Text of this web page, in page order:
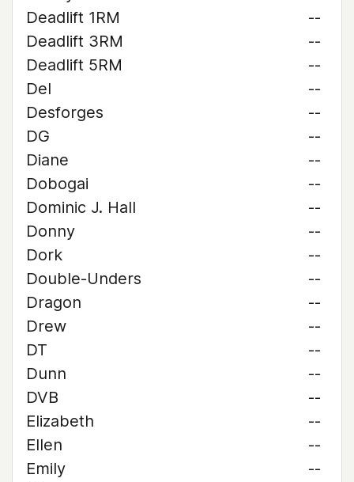
Deadlift 1RM
--
Deadlift 3RM
--
Deadlift 5RM
--
Del
--
Desforges
--
DG
--
Diane
--
Dobogai
--
Dominic J. Hall
--
Donny
--
Dork
--
Double-Unders
--
Dragon
--
Drew
--
DT
--
Dunn
--
DVB
--
Elizabeth
--
Ellen
--
Emily
--